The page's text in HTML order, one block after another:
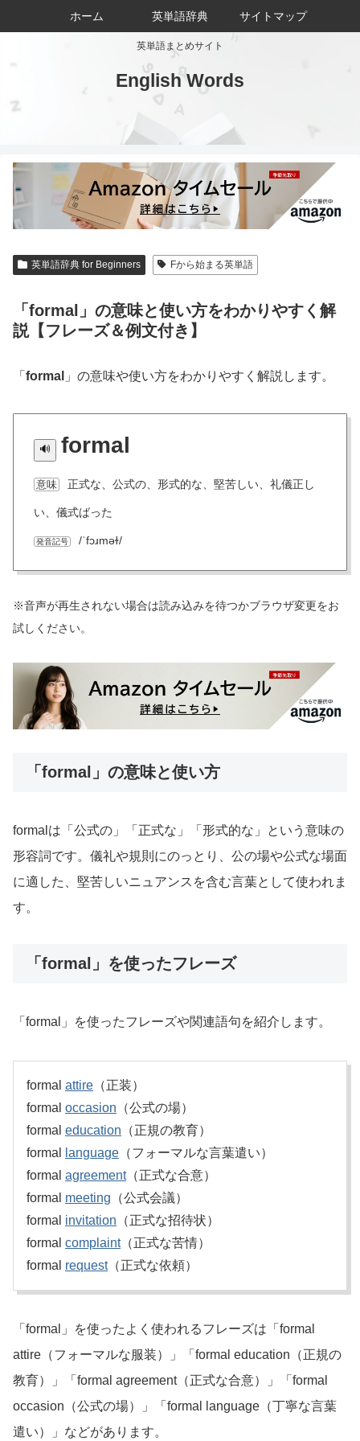
英単語まとめサイト
English Words
ホーム 英単語辞典 サイトマップ
英単語辞典 for Beginners Fから始まる英単語
「formal」の意味と使い方をわかりやすく解
説【フレーズ＆例文付き】
「 formal 」の意味や使い方をわかりやすく解説します。
formal
意味 正式な、公式の、形式的な、堅苦しい、礼儀正し
い、儀式ばった
発音記号 /ˈfɔɹməɫ/
※音声が再生されない場合は読み込みを待つかブラウザ変更をお
試しください。
「formal」の意味と使い方
formalは「公式の」「正式な」「形式的な」という意味の
形容詞です。儀礼や規則にのっとり、公の場や公式な場面
に適した、堅苦しいニュアンスを含む言葉として使われま
す。
「formal」を使ったフレーズ
「formal」を使ったフレーズや関連語句を紹介します。
formal attire （正装）
formal occasion （公式の場）
formal education （正規の教育）
formal
language （フォーマルな言葉遣い）
formal agreement（正式な合意）
formal meeting （公式会議）
formal invitation （正式な招待状）
formal complaint（正式な苦情）
formal request（正式な依頼）
「formal」を使ったよく使われるフレーズは「formal
attire（フォーマルな服装）」「formal education（正規の
教育）」「formal agreement（正式な合意）」「formal
occasion（公式の場）」「formal language（丁寧な言葉
遣い）」などがあります。